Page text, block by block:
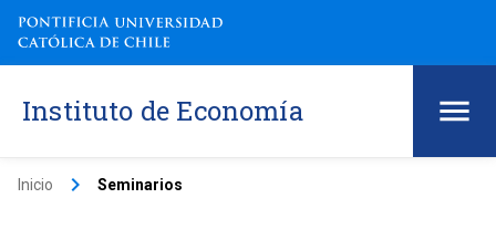
Instituto de Economía
Inicio keyboard_arrow_right Seminarios